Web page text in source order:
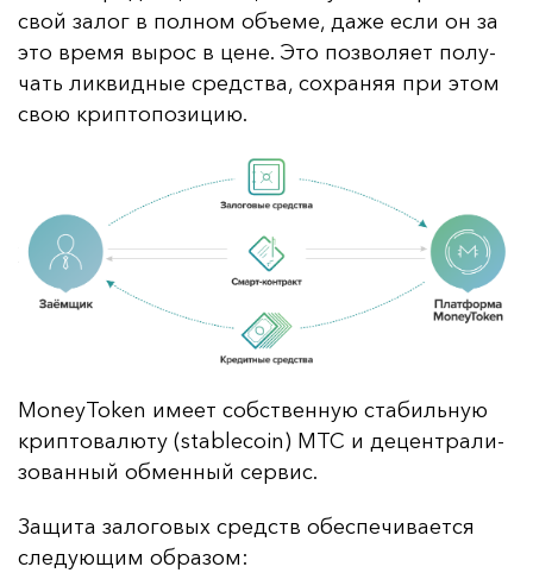
свой за­лог в пол­ном объ­еме, да­же ес­ли он за
это вре­мя вы­рос в це­не. Это поз­во­ля­ет по­лу­
чать лик­вид­ные средс­тва, сох­ра­няя при этом
свою крип­то­по­зи­цию.
MoneyToken име­ет собс­твен­ную ста­биль­ную
крип­то­ва­лю­ту (stablecoin) MTC и де­цен­тра­ли­
зо­ван­ный об­мен­ный сер­вис.
За­щи­та за­ло­го­вых средств обес­пе­чи­ва­ет­ся
сле­ду­ющим об­ра­зом: